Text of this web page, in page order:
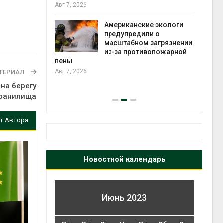
берегу
Автора
на фоне
Авг 7, 2026
Американские экологи
предупредили о
масштабном загрязнении
из-за противопожарной
пены
Авг 7, 2026
Новостной календарь
Июнь 2023